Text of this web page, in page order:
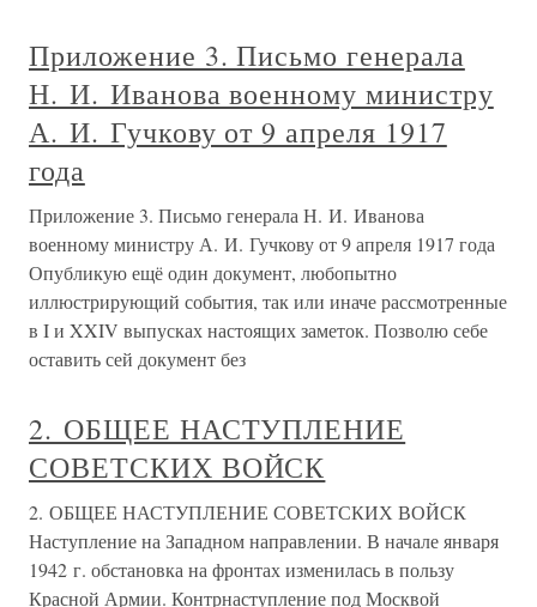
Приложение 3. Письмо генерала
Н. И. Иванова военному министру
А. И. Гучкову от 9 апреля 1917
года
Приложение 3. Письмо генерала Н. И. Иванова
военному министру А. И. Гучкову от 9 апреля 1917 года
Опубликую ещё один документ, любопытно
иллюстрирующий события, так или иначе рассмотренные
в I и XXIV выпусках настоящих заметок. Позволю себе
оставить сей документ без
2. ОБЩЕЕ НАСТУПЛЕНИЕ
СОВЕТСКИХ ВОЙСК
2. ОБЩЕЕ НАСТУПЛЕНИЕ СОВЕТСКИХ ВОЙСК
Наступление на Западном направлении. В начале января
1942 г. обстановка на фронтах изменилась в пользу
Красной Армии. Контрнаступление под Москвой